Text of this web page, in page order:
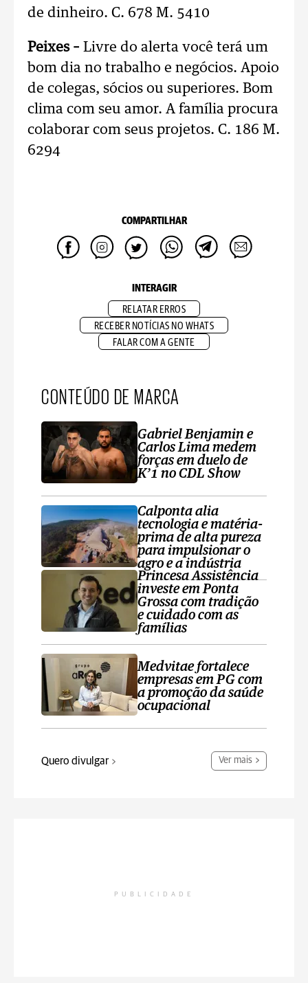
de dinheiro. C. 678 M. 5410
Peixes – Livre do alerta você terá um
bom dia no trabalho e negócios. Apoio
de colegas, sócios ou superiores. Bom
clima com seu amor. A família procura
colaborar com seus projetos. C. 186 M.
6294
COMPARTILHAR
INTERAGIR
RELATAR ERROS
RECEBER NOTÍCIAS NO WHATS
FALAR COM A GENTE
CONTEÚDO DE MARCA
Gabriel Benjamin e
Carlos Lima medem
forças em duelo de
K’1 no CDL Show
Calponta alia
tecnologia e matéria-
prima de alta pureza
para impulsionar o
agro e a indústria
Princesa Assistência
investe em Ponta
Grossa com tradição
e cuidado com as
famílias
Medvitae fortalece
empresas em PG com
a promoção da saúde
ocupacional
Quero divulgar Ver mais
PUBLICIDADE